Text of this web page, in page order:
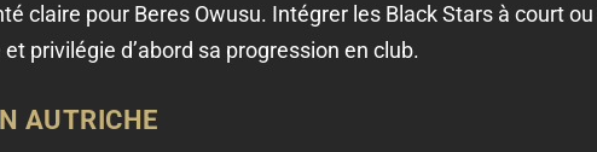
claire pour Beres Owusu. Intégrer les Black Stars à court
privilégie d’abord sa progression en club.
AUTRICHE